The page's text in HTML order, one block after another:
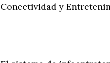
Conectividad y